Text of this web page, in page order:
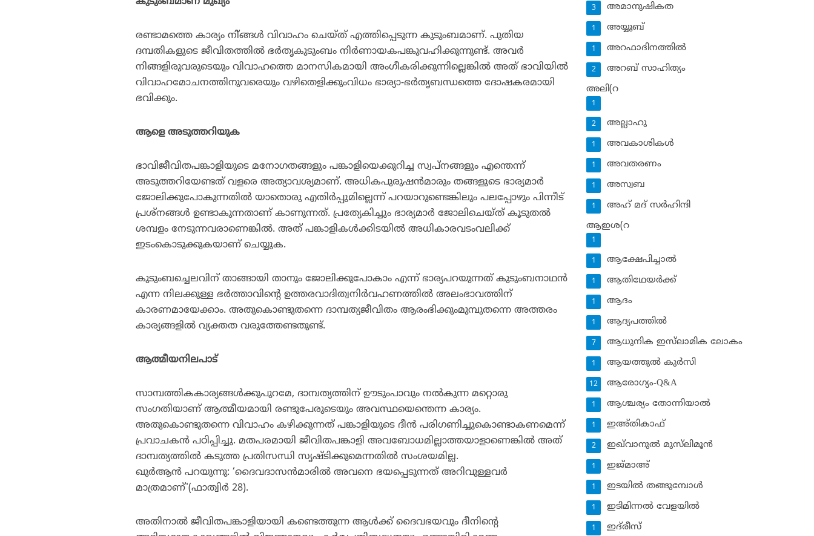
രണ്ടാമത്തെ കാര്യം നി്ങ്ങള്‍ വിവാഹം ചെയ്ത് എത്തിപ്പെടുന്ന കുടുംബമാണ്. പുതിയ
ദമ്പതികളുടെ ജീവിതത്തില്‍ ഭര്‍തൃകുടുംബം നിര്‍ണായകപങ്കുവഹിക്കുന്നുണ്ട്. അവര്‍
നിങ്ങളിരുവരുടെയും വിവാഹത്തെ മാനസികമായി അംഗീകരിക്കുന്നില്ലെങ്കില്‍ അത് ഭാവിയില്‍
വിവാഹമോചനത്തിനുവരെയും വഴിതെളിക്കുംവിധം ഭാര്യാ-ഭര്‍തൃബന്ധത്തെ ദോഷകരമായി
ഭവിക്കും.
ആളെ അടുത്തറിയുക
ഭാവിജീവിതപങ്കാളിയുടെ മനോഗതങ്ങളും പങ്കാളിയെക്കുറിച്ച സ്വപ്‌നങ്ങളും എന്തെന്ന്
അടുത്തറിയേണ്ടത് വളരെ അത്യാവശ്യമാണ്. അധികപുരുഷന്‍മാരും തങ്ങളുടെ ഭാര്യമാര്‍
ജോലിക്കുപോകുന്നതില്‍ യാതൊരു എതിര്‍പ്പുമില്ലെന്ന് പറയാറുണ്ടെങ്കിലും പലപ്പോഴും പിന്നീട്
പ്രശ്‌നങ്ങള്‍ ഉണ്ടാകുന്നതാണ് കാണുന്നത്. പ്രത്യേകിച്ചും ഭാര്യമാര്‍ ജോലിചെയ്ത് കൂടുതല്‍
ശമ്പളം നേടുന്നവരാണെങ്കില്‍. അത് പങ്കാളികള്‍ക്കിടയില്‍ അധികാരവടംവലിക്ക്
ഇടംകൊടുക്കുകയാണ് ചെയ്യുക.
കുടുംബച്ചെലവിന് താങ്ങായി താനും ജോലിക്കുപോകാം എന്ന് ഭാര്യപറയുന്നത് കുടുംബനാഥന്‍
എന്ന നിലക്കുള്ള ഭര്‍ത്താവിന്റെ ഉത്തരവാദിത്വനിര്‍വഹണത്തില്‍ അലംഭാവത്തിന്
കാരണമായേക്കാം. അതുകൊണ്ടുതന്നെ ദാമ്പത്യജീവിതം ആരംഭിക്കുംമുമ്പുതന്നെ അത്തരം
കാര്യങ്ങളില്‍ വ്യക്തത വരുത്തേണ്ടതുണ്ട്.
ആത്മീയനിലപാട്
സാമ്പത്തികകാര്യങ്ങള്‍ക്കുപുറമേ, ദാമ്പത്യത്തിന് ഊടുംപാവും നല്‍കുന്ന മറ്റൊരു
സംഗതിയാണ് ആത്മീയമായി രണ്ടുപേരുടെയും അവസ്ഥയെന്തെന്ന കാര്യം.
അതുകൊണ്ടുതന്നെ വിവാഹം കഴിക്കുന്നത് പങ്കാളിയുടെ ദീന്‍ പരിഗണിച്ചുകൊണ്ടാകണമെന്ന്
പ്രവാചകന്‍ പഠിപ്പിച്ചു. മതപരമായി ജീവിതപങ്കാളി അവബോധമില്ലാത്തയാളാണെങ്കില്‍ അത്
ദാമ്പത്യത്തില്‍ കടുത്ത പ്രതിസന്ധി സൃഷ്ടിക്കുമെന്നതില്‍ സംശയമില്ല.
ഖുര്‍ആന്‍ പറയുന്നു: ‘ദൈവദാസന്‍മാരില്‍ അവനെ ഭയപ്പെടുന്നത് അറിവുള്ളവര്‍
മാത്രമാണ്'(ഫാത്വിര്‍ 28).
അതിനാല്‍ ജീവിതപങ്കാളിയായി കണ്ടെത്തുന്ന ആള്‍ക്ക് ദൈവഭയവും ദീനിന്റെ
അമാനുഷികത
3
അയ്യൂബ്‌
1
അറഫാദിനത്തില്‍
1
അറബ് സാഹിത്യം
2
അലി(റ
1
അല്ലാഹു
2
അവകാശികള്‍
1
അവതരണം
1
അസ്വബ
1
അഹ് മദ് സര്‍ഹിന്ദി
1
ആഇശ(റ
1
ആക്ഷേപിച്ചാല്‍
1
ആതിഥേയര്‍ക്ക്
1
ആദം
1
ആദ്യപത്തില്‍
1
ആധുനിക ഇസ്‌ലാമിക ലോകം
7
ആയത്തുല്‍ കുര്‍സി
1
ആരോഗ്യം-Q&A
12
ആശ്ചര്യം തോന്നിയാല്‍
1
ഇഅ്തികാഫ്‌
1
ഇഖ്‌വാനുല്‍ മുസ്‌ലിമൂന്‍
2
ഇജ്മാഅ്
1
ഇടയില്‍ തങ്ങുമ്പോള്‍
1
ഇടിമിന്നല്‍ വേളയില്‍
1
ഇദ്‌രീസ്‌
1